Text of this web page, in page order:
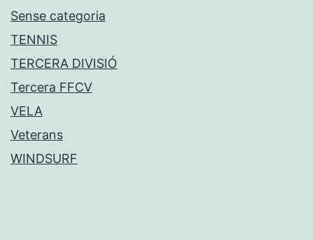
Sense categoria
TENNIS
TERCERA DIVISIÓ
Tercera FFCV
VELA
Veterans
WINDSURF